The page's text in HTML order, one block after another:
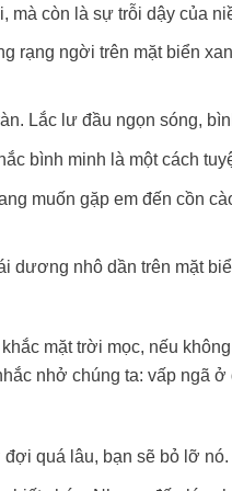
còn là sự trỗi dậy của
rạng ngời trên mặt biển
Lắc lư đầu ngọn sóng,
bình minh là một cách
muốn gặp em đến cồn
dương nhô dần trên mặt
mặt trời mọc, nếu
nhở chúng ta: vấp ngã
quá lâu, bạn sẽ bỏ lỡ nó.